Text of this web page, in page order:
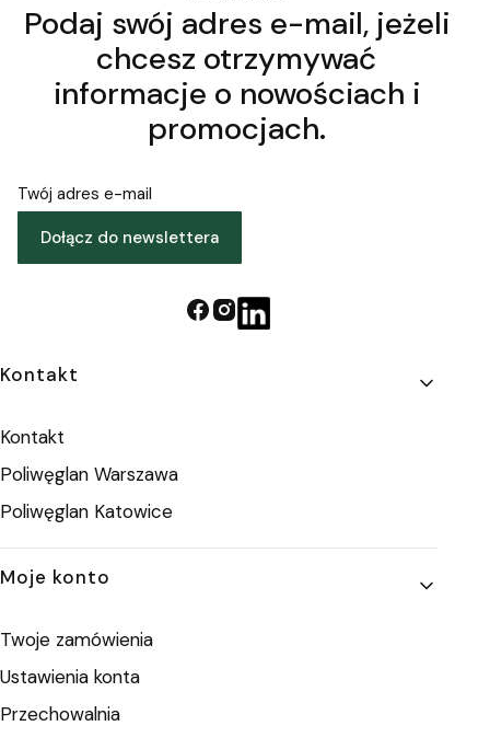
Podaj swój adres e-mail, jeżeli
chcesz otrzymywać
informacje o nowościach i
promocjach.
Twój adres e-mail
Dołącz do newslettera
Linki w stopce
Kontakt
Kontakt
Poliwęglan Warszawa
Poliwęglan Katowice
Moje konto
Twoje zamówienia
Ustawienia konta
Przechowalnia